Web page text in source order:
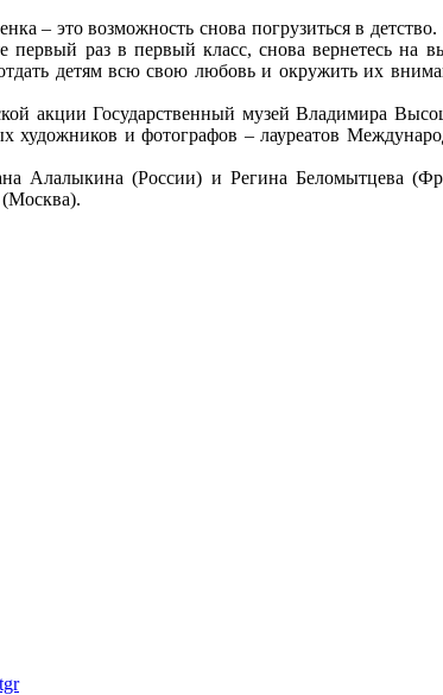
– это возможность снова погрузиться в
раз в первый класс, снова вернетесь на
детям всю свою любовь и окружить их
акции Государственный музей Владимира
художников и фотографов – лауреатов
Алалыкина (России) и Регина Беломытцева